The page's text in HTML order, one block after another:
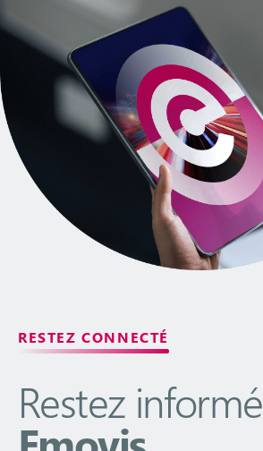
RESTEZ CONNECTÉ
Restez informé